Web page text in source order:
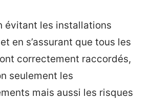
évitant les installations
en s’assurant que tous les
correctement raccordés,
seulement les
mais aussi les risques